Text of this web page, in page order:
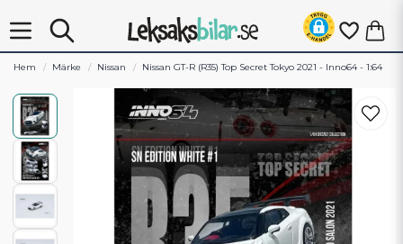
Hem Märke Nissan Nissan GT-R (R35) Top Secret Tokyo 2021 - Inno64 - 1:64